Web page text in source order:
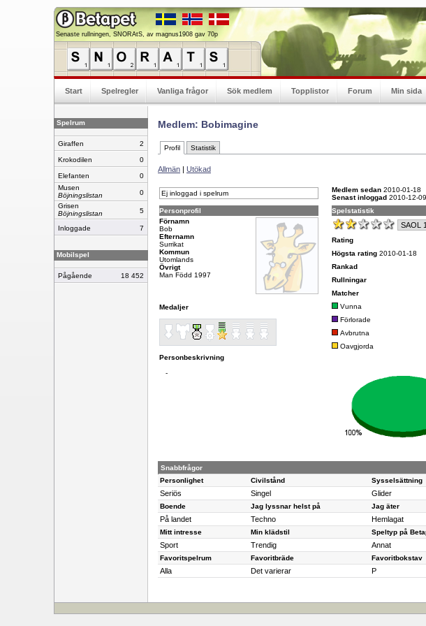
Senaste rullningen, SNORAtS, av magnus1908 gav 70p
Start Spelregler Vanliga frågor Sök medlem Topplistor Forum Min sida
Spelrum
Giraffen 2
Krokodilen 0
Elefanten
0
Musen
Böjningslistan
0
Grisen
Böjningslistan
5
Inloggade 7
Mobilspel
Pågående 18 452
Medlem: Bobimagine
Profil Statistik
Allmän | Utökad
Ej inloggad i spelrum
Personprofil
Förnamn
Bob
Efternamn
Surrikat
Kommun
Utomlands
Övrigt
Man Född 1997
Medaljer
Personbeskrivning
-
Medlem sedan 2010-01-18
Senast inloggad 2010-12-09
Spelstatistik
Rating
Högsta rating 2010-01-18
Rankad
Rullningar
Matcher
Vunna
Förlorade
Avbrutna
Oavgjorda
Snabbfrågor
Personlighet
Civilstånd Sysselsättning
Seriös Singel Glider
Boende Jag lyssnar helst på Jag äter
På landet Techno Hemlagat
Mitt intresse Min klädstil Speltyp på
Sport Trendig Annat
Favoritspelrum Favoritbräde Favoritbokstav
Alla Det varierar P